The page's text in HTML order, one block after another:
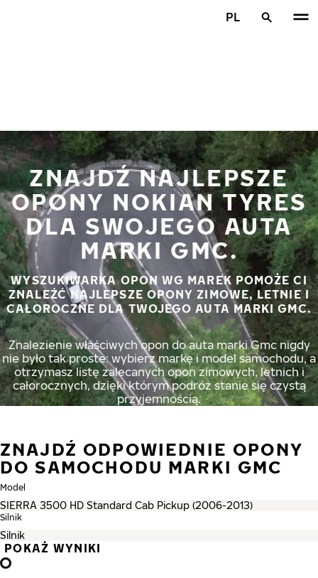
PL
ZNAJDŹ NAJLEPSZE
OPONY NOKIAN TYRES
DLA SWOJEGO AUTA
MARKI GMC.
WYSZUKIWARKA OPON WG MAREK POMOŻE CI
ZNALEŹĆ NAJLEPSZE OPONY ZIMOWE, LETNIE I
CAŁOROCZNE DLA TWOJEGO AUTA MARKI GMC.
Znalezienie właściwych opon do auta marki Gmc nigdy
nie było tak proste: wybierz markę i model samochodu, a
otrzymasz listę zalecanych opon zimowych, letnich i
całorocznych, dzięki którym podróż stanie się czystą
przyjemnością.
ZNAJDŹ ODPOWIEDNIE OPONY
DO SAMOCHODU MARKI GMC
Model
Silnik
POKAŻ WYNIKI